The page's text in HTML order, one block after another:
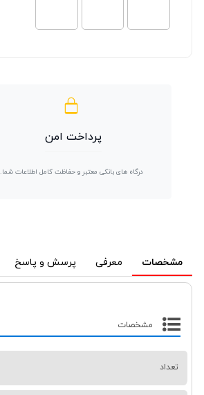
پرداخت امن
درگاه های بانکی معتبر و حفاظت کامل اطلاعات شما.
مشخصات معرفی پرسش و پاسخ
مشخصات
تعداد